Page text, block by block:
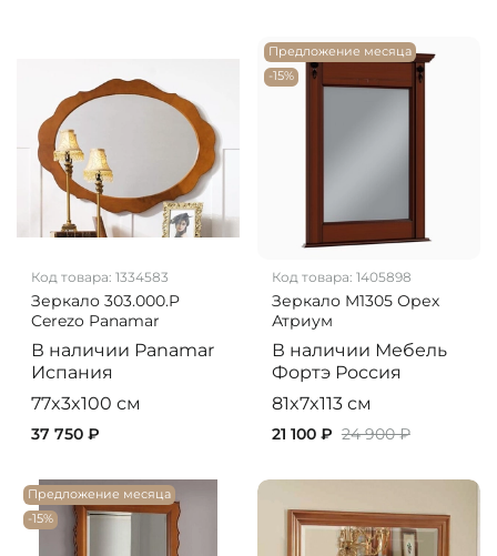
Код товара: 1334583
Зеркало 303.000.P
Cerezo Panamar
В наличии Panamar
Испания
77x3x100 см
37 750 ₽
Предложение месяца
-15%
Код товара: 1405898
Зеркало M1305 Орех
Атриум
В наличии Мебель
Фортэ Россия
81x7x113 см
21 100 ₽ 24 900 ₽
Предложение месяца
-15%